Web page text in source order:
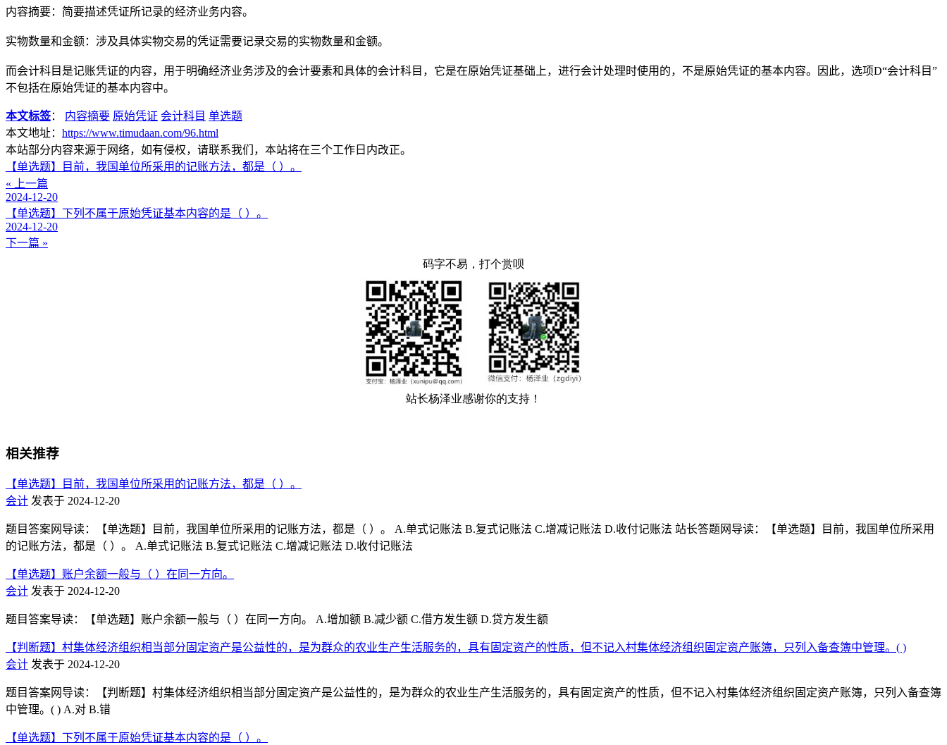
内容摘要：简要描述凭证所记录的经济业务内容。
实物数量和金额：涉及具体实物交易的凭证需要记录交易的实物数量和金额。
而会计科目是记账凭证的内容，用于明确经济业务涉及的会计要素和具体的会计科目，它是在原始凭证基础上，进行会计处理时使用的，不是原始凭证的基本内容。因此，选项D“会计科目”
不包括在原始凭证的基本内容中。
本文标签： 内容摘要 原始凭证 会计科目 单选题
本文地址： https://www.timudaan.com/96.html
本站部分内容来源于网络，如有侵权，请联系我们，本站将在三个工作日内改正。
【单选题】目前，我国单位所采用的记账方法，都是（ ）。
« 上一篇
2024-12-20
【单选题】下列不属于原始凭证基本内容的是（ ）。
2024-12-20
下一篇 »
相关推荐
【单选题】目前，我国单位所采用的记账方法，都是（ ）。
会计 发表于 2024-12-20
题目答案网导读：【单选题】目前，我国单位所采用的记账方法，都是（ ）。 A.单式记账法 B.复式记账法 C.增减记账法 D.收付记账法 站长答题网导读：【单选题】目前，我国单位所采用
的记账方法，都是（ ）。 A.单式记账法 B.复式记账法 C.增减记账法 D.收付记账法
【单选题】账户余额一般与（ ）在同一方向。
会计 发表于 2024-12-20
题目答案导读：【单选题】账户余额一般与（ ）在同一方向。 A.增加额 B.减少额 C.借方发生额 D.贷方发生额
【判断题】村集体经济组织相当部分固定资产是公益性的，是为群众的农业生产生活服务的，具有固定资产的性质，但不记入村集体经济组织固定资产账簿，只列入备查簿中管理。( )
会计 发表于 2024-12-20
题目答案网导读：【判断题】村集体经济组织相当部分固定资产是公益性的，是为群众的农业生产生活服务的，具有固定资产的性质，但不记入村集体经济组织固定资产账簿，只列入备查簿
中管理。( ) A.对 B.错
【单选题】下列不属于原始凭证基本内容的是（ ）。